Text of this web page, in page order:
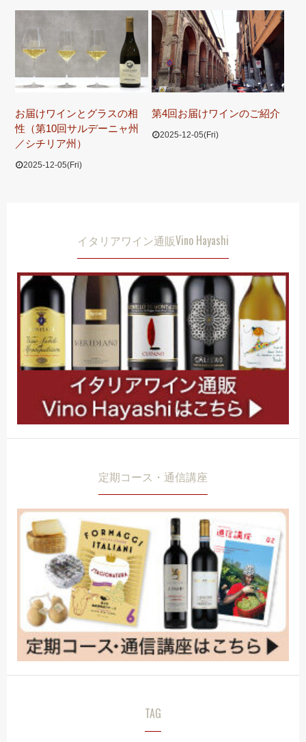
お届けワインとグラスの相
性（第10回サルデーニャ州
／シチリア州）
2025-12-05(Fri)
第4回お届けワインのご紹介
2025-12-05(Fri)
イタリアワイン通販Vino Hayashi
定期コース・通信講座
TAG